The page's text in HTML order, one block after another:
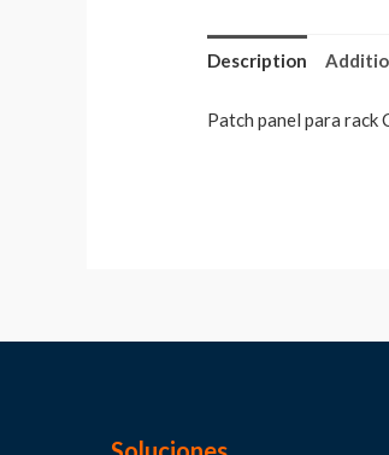
Description
Patch panel para rack